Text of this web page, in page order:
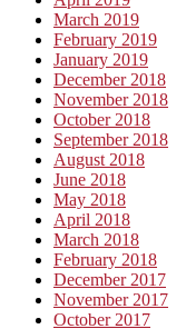
March 2019
February 2019
January 2019
December 2018
November 2018
October 2018
September 2018
August 2018
June 2018
May 2018
April 2018
March 2018
February 2018
December 2017
November 2017
October 2017